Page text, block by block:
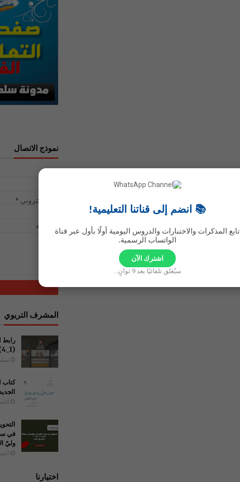
📚 انضم إلى قناتنا التعليمية!
تابع المذكرات والاختبارات والدروس اليومية أولًا بأول عبر قناة
الواتساب الرسمية.
اشترك الآن
سيُغلق تلقائيًا بعد8 ثوانٍ...
نموذج الاتصال
بريد إلكتروني *
رسالة *
المشرف التربوي
رابط
(1_4) ‏eportal.moe.gov.om
سبتمبر
كتاب
وليّ
اختيارنا